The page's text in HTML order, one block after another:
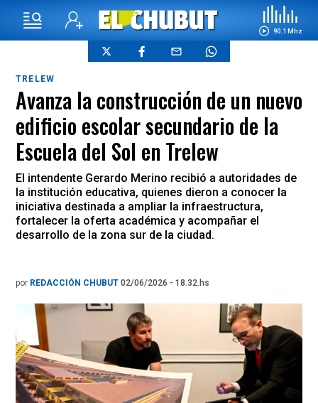
90.1 Mhz
TRELEW
Avanza la construcción de un nuevo
edificio escolar secundario de la
Escuela del Sol en Trelew
El intendente Gerardo Merino recibió a autoridades de
la institución educativa, quienes dieron a conocer la
iniciativa destinada a ampliar la infraestructura,
fortalecer la oferta académica y acompañar el
desarrollo de la zona sur de la ciudad.
por REDACCIÓN CHUBUT 02/06/2026 - 18.32.hs